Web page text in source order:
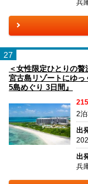
兵
27
＜女性限定ひとりの
宮古島リゾートにゆ
5島めぐり 3日間』
2泊
出
出
兵